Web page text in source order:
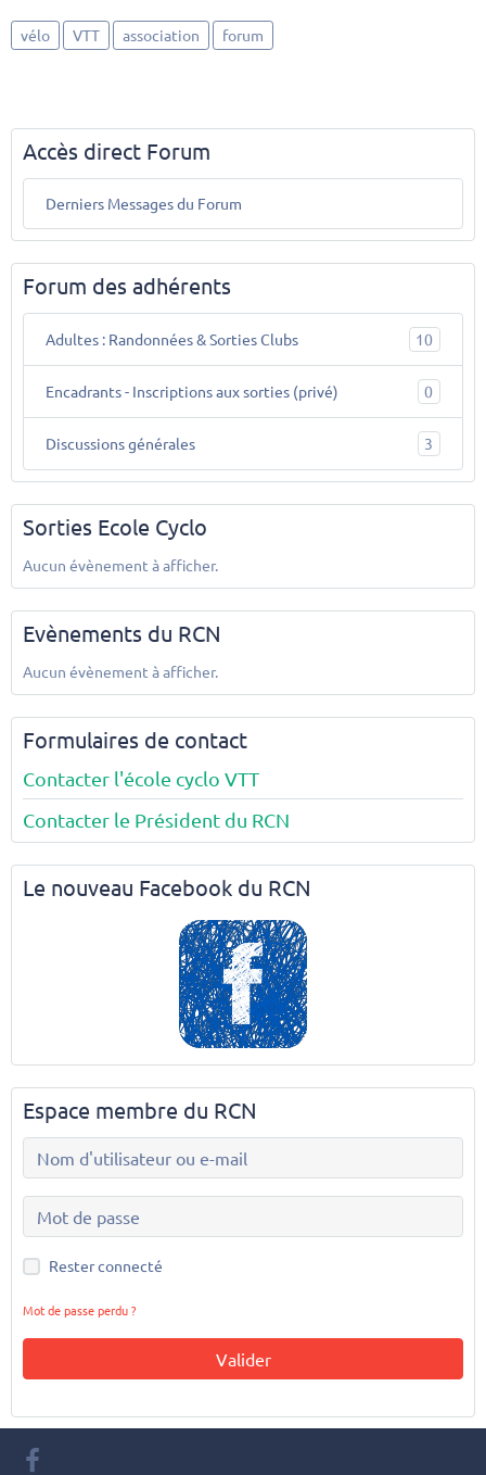
vélo VTT association forum
Accès direct Forum
Derniers Messages du Forum
Forum des adhérents
Adultes : Randonnées & Sorties Clubs 10
Encadrants - Inscriptions aux sorties (privé) 0
Discussions générales 3
Sorties Ecole Cyclo
Aucun évènement à afficher.
Evènements du RCN
Aucun évènement à afficher.
Formulaires de contact
Contacter l'école cyclo VTT
Contacter le Président du RCN
Le nouveau Facebook du RCN
Espace membre du RCN
Rester connecté
Mot de passe perdu ?
Valider